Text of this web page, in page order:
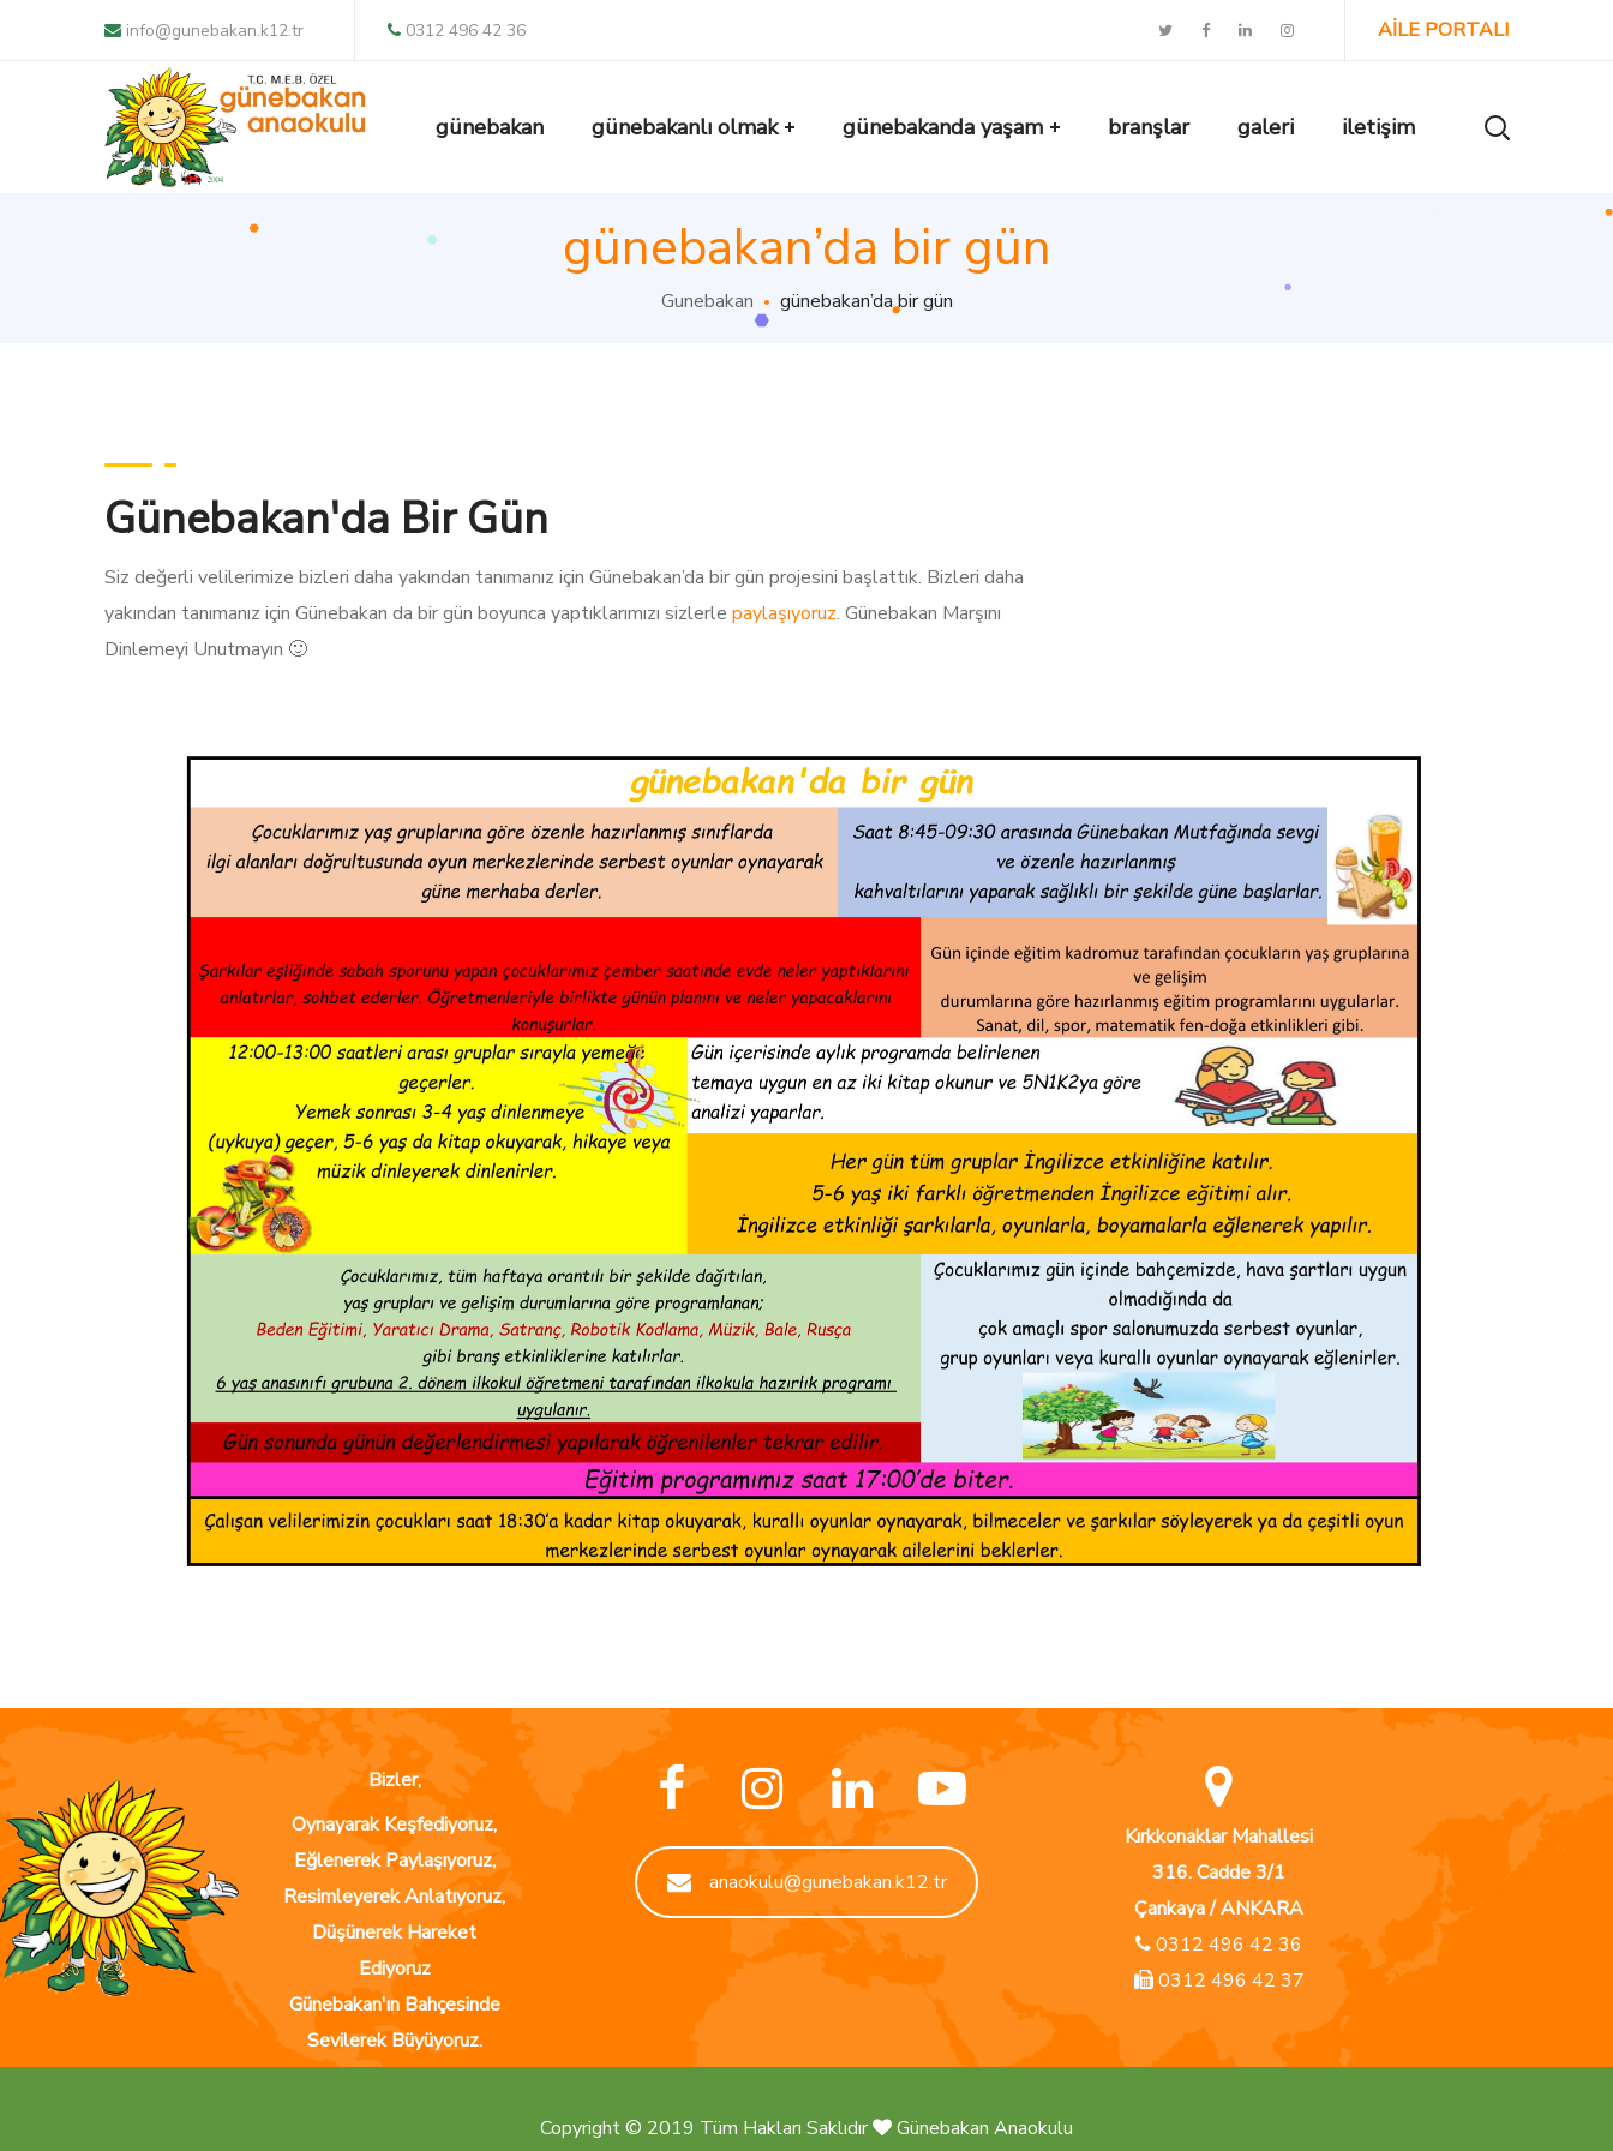
info@gunebakan.k12.tr 0312 496 42 36 AİLE PORTALI
günebakan günebakanlı olmak günebakanda yaşam branşlar galeri iletişim
günebakan’da bir gün
Gunebakan günebakan’da bir gün
Günebakan'da Bir Gün
Siz değerli velilerimize bizleri daha yakından tanımanız için Günebakan’da bir gün projesini başlattık. Bizleri daha
yakından tanımanız için Günebakan da bir gün boyunca yaptıklarımızı sizlerle paylaşıyoruz. Günebakan Marşını
Dinlemeyi Unutmayın 🙂
Bizler,
Oynayarak Keşfediyoruz,
Eğlenerek Paylaşıyoruz,
Resimleyerek Anlatıyoruz,
Düşünerek Hareket
Ediyoruz
Günebakan'ın Bahçesinde
Sevilerek Büyüyoruz.
anaokulu@gunebakan.k12.tr
Kırkkonaklar Mahallesi
316. Cadde 3/1
Çankaya / ANKARA
0312 496 42 36
0312 496 42 37
Copyright © 2019 Tüm Hakları Saklıdır Günebakan Anaokulu